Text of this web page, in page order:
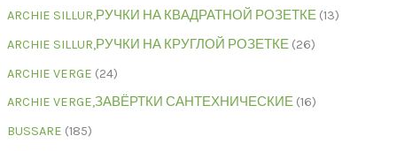
ARCHIE SILLUR,РУЧКИ НА КВАДРАТНОЙ РОЗЕТКЕ 13
ARCHIE SILLUR,РУЧКИ НА КРУГЛОЙ РОЗЕТКЕ 26
ARCHIE VERGE 24
ARCHIE VERGE,ЗАВЁРТКИ САНТЕХНИЧЕСКИЕ 16
BUSSARE 185